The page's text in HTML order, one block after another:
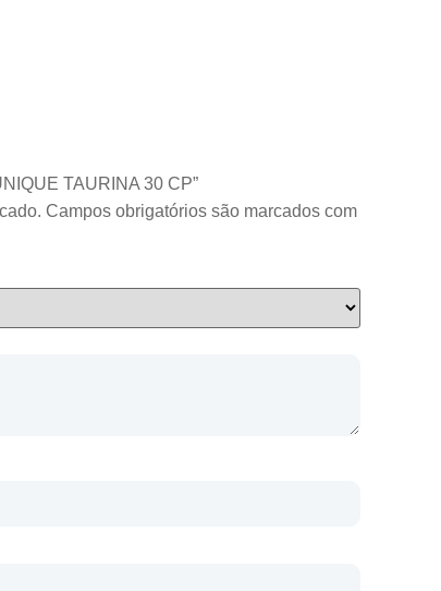
TAURINA 30 CP”
Campos obrigatórios são marcados com